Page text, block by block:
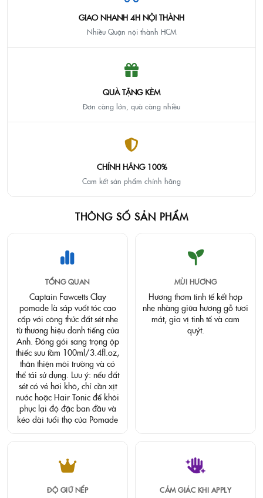
GIAO NHANH 4H NỘI THÀNH
Nhiều Quận nội thành HCM
QUÀ TẶNG KÈM
Đơn càng lớn, quà càng nhiều
CHÍNH HÃNG 100%
Cam kết sản phẩm chính hãng
THÔNG SỐ SẢN PHẨM
TỔNG QUAN
Captain Fawcetts Clay
pomade là sáp vuốt tóc cao
cấp với công thức đất sét nhẹ
từ thương hiệu danh tiếng của
Anh. Đóng gói sang trọng ộp
thiếc sưu tầm 100ml/3.4fl.oz,
thân thiện môi trường và có
thể tái sử dụng. Lưu ý: nếu đất
sét có vẻ hơi khô, chỉ cần xịt
nước hoặc Hair Tonic để khôi
phục lại độ đặc ban đầu và
kéo dài tuổi thọ của Pomade
MÙI HƯƠNG
Hương thơm tinh tế kết hợp
nhẹ nhàng giữa hương gỗ tươi
mát, gia vị tinh tế và cam
quýt.
ĐỘ GIỮ NẾP CẢM GIÁC KHI APPLY